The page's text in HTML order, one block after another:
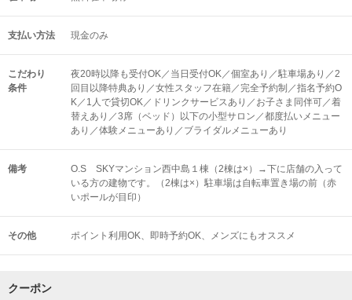
支払い方法 現金のみ
こだわり
条件
夜20時以降も受付OK／当日受付OK／個室あり／駐車場あり／2
回目以降特典あり／女性スタッフ在籍／完全予約制／指名予約O
K／1人で貸切OK／ドリンクサービスあり／お子さま同伴可／着
替えあり／3席（ベッド）以下の小型サロン／都度払いメニュー
あり／体験メニューあり／ブライダルメニューあり
備考
O.S SKYマンション西中島１棟（2棟は×）→下に店舗の入って
いる方の建物です。（2棟は×）駐車場は自転車置き場の前（赤
いポールが目印）
その他 ポイント利用OK 即時予約OK メンズにもオススメ
クーポン